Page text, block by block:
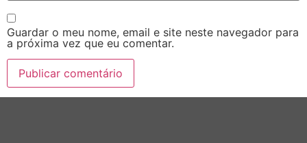
Guardar o meu nome, email e site neste navegador para
a próxima vez que eu comentar.